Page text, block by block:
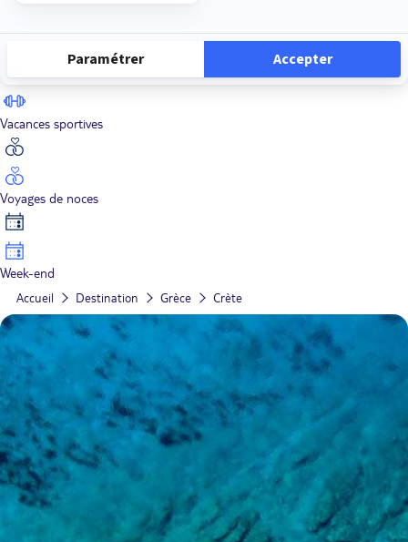
Vacances sportives
Voyages de noces
Week-end
Accueil Destination Grèce Crète